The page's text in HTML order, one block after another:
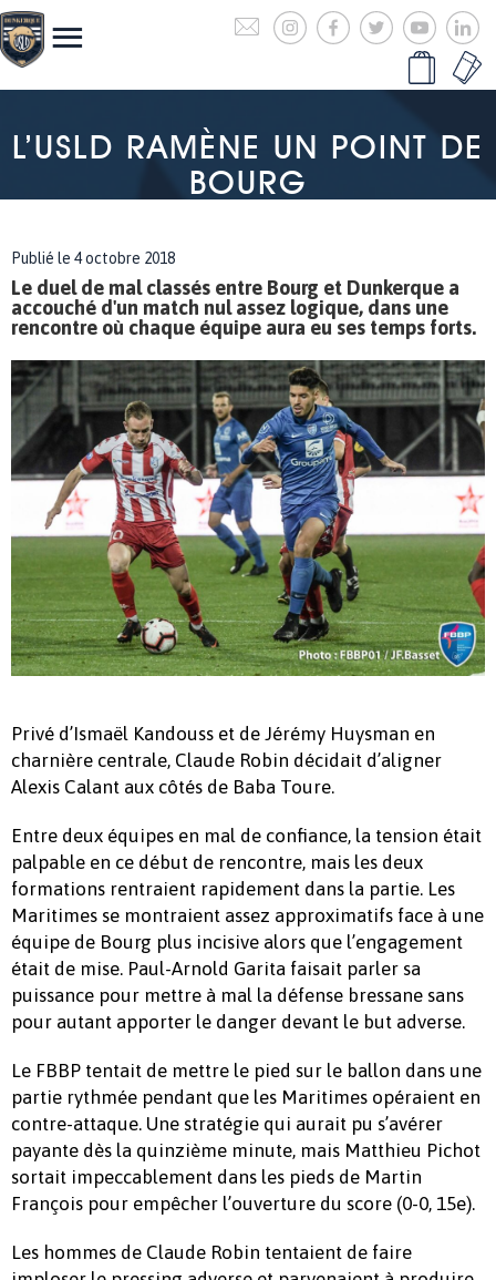
L’USLD RAMÈNE UN POINT DE
BOURG
Publié le 4 octobre 2018
Le duel de mal classés entre Bourg et Dunkerque a
accouché d'un match nul assez logique, dans une
rencontre où chaque équipe aura eu ses temps forts.
Privé d’Ismaël Kandouss et de Jérémy Huysman en
charnière centrale, Claude Robin décidait d’aligner
Alexis Calant aux côtés de Baba Toure.
Entre deux équipes en mal de confiance, la tension était
palpable en ce début de rencontre, mais les deux
formations rentraient rapidement dans la partie. Les
Maritimes se montraient assez approximatifs face à une
équipe de Bourg plus incisive alors que l’engagement
était de mise. Paul-Arnold Garita faisait parler sa
puissance pour mettre à mal la défense bressane sans
pour autant apporter le danger devant le but adverse.
Le FBBP tentait de mettre le pied sur le ballon dans une
partie rythmée pendant que les Maritimes opéraient en
contre-attaque. Une stratégie qui aurait pu s’avérer
payante dès la quinzième minute, mais Matthieu Pichot
sortait impeccablement dans les pieds de Martin
François pour empêcher l’ouverture du score (0-0, 15e).
Les hommes de Claude Robin tentaient de faire